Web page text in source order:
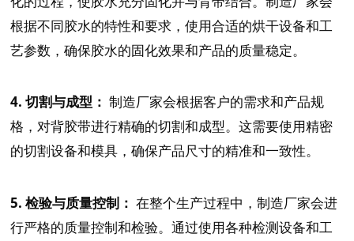
根据不同胶水的特性和要求，使用合适的烘干设备和工
艺参数，确保胶水的固化效果和产品的质量稳定。
4. 切割与成型： 制造厂家会根据客户的需求和产品规
格，对背胶带进行精确的切割和成型。这需要使用精密
的切割设备和模具，确保产品尺寸的精准和一致性。
5. 检验与质量控制： 在整个生产过程中，制造厂家会进
行严格的质量控制和检验。通过使用各种检测设备和工